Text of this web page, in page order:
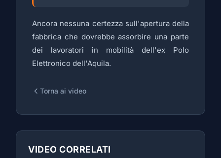
Ancora nessuna certezza sull'apertura della
fabbrica che dovrebbe assorbire una parte
dei lavoratori in mobilità dell'ex Polo
Elettronico dell'Aquila.
Torna ai video
VIDEO CORRELATI